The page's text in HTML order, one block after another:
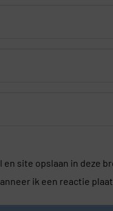
en site opslaan in deze
ik een reactie